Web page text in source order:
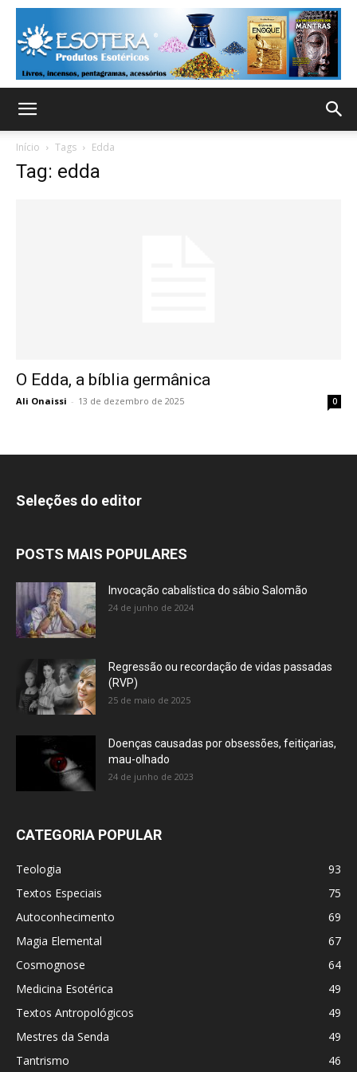
Início Tags Edda
Tag: edda
O Edda, a bíblia germânica
Ali Onaissi - 13 de dezembro de 2025 0
Seleções do editor
POSTS MAIS POPULARES
Invocação cabalística do sábio Salomão
24 de junho de 2024
Regressão ou recordação de vidas passadas
(RVP)
25 de maio de 2025
Doenças causadas por obsessões, feitiçarias,
mau-olhado
24 de junho de 2023
CATEGORIA POPULAR
Teologia
93
Textos Especiais
75
Autoconhecimento
69
Magia Elemental
67
Cosmognose
64
Medicina Esotérica
49
Textos Antropológicos
49
Mestres da Senda
49
Tantrismo
46